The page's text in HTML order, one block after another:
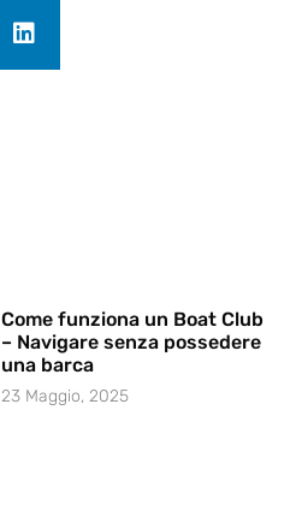
Come funziona un Boat Club
– Navigare senza possedere
una barca
23 Maggio, 2025